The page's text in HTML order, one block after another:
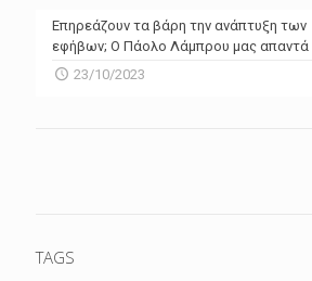
Επηρεάζουν τα βάρη την ανάπτυξη των
εφήβων; Ο Πάολο Λάμπρου μας απαντά
23/10/2023
TAGS